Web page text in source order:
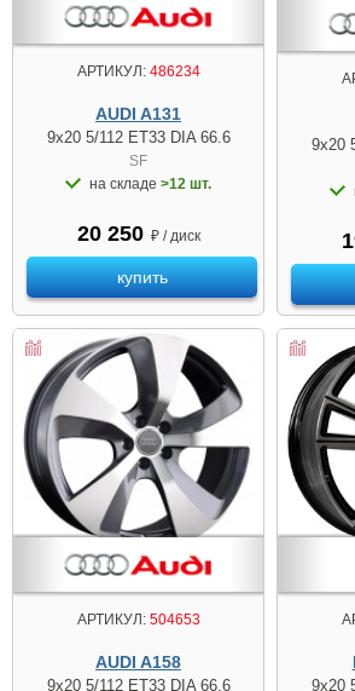
АРТИКУЛ:486234
AUDI A131
9x20 5/112 ET33 DIA 66.6
SF
на складе >12 шт.
20 250 ₽ / диск
купить
9x20
АРТИКУЛ:504653
AUDI A158
9x20 5/112 ET33 DIA 66.6 9x20